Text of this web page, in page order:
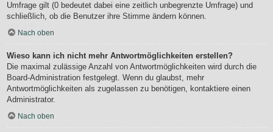
Umfrage gilt (0 bedeutet dabei eine zeitlich unbegrenzte Umfrage) und
schließlich, ob die Benutzer ihre Stimme ändern können.
Nach oben
Wieso kann ich nicht mehr Antwortmöglichkeiten erstellen?
Die maximal zulässige Anzahl von Antwortmöglichkeiten wird durch die
Board-Administration festgelegt. Wenn du glaubst, mehr
Antwortmöglichkeiten als zugelassen zu benötigen, kontaktiere einen
Administrator.
Nach oben